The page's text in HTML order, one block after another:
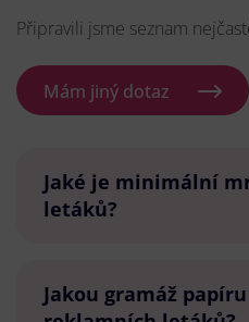
Připravili jsme seznam
Mám jiný dotaz
Jaké je minimální
letáků?
Jakou gramáž